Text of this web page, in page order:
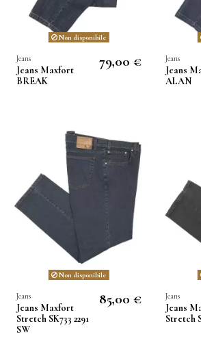
Non disponibile
Jeans
Jeans Maxfort
BREAK
79,00 € Jeans
Jeans
ALAN
Non disponibile
Jeans
Jeans Maxfort
Stretch SK733 2291
SW
85,00 € Jeans
Jeans
Stretch